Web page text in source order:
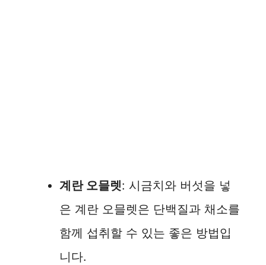
계란 오믈렛: 시금치와 버섯을 넣
은 계란 오믈렛은 단백질과 채소를
함께 섭취할 수 있는 좋은 방법입
니다.